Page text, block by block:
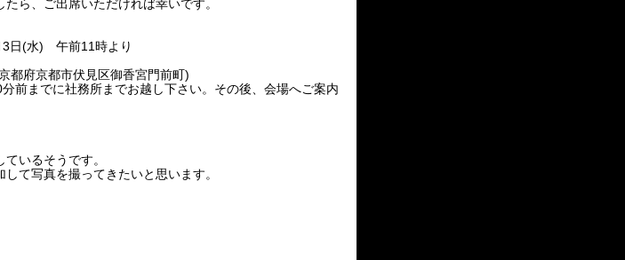
たら、ご出席いただければ幸いです。
3日(水) 午前11時より
都府京都市伏見区御香宮門前町)
前までに社務所までお越し下さい。その後、会場へご案内
いるそうです。
て写真を撮ってきたいと思います。